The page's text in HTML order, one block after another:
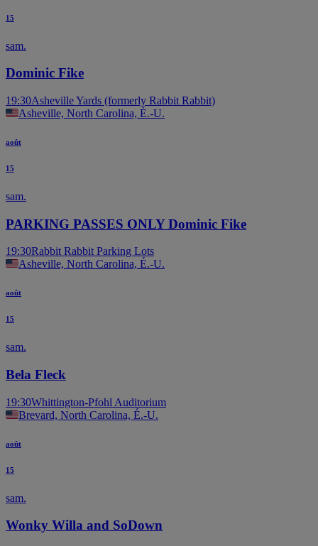
15
sam.
Dominic Fike
19:30Asheville Yards (formerly Rabbit Rabbit)
Asheville, North Carolina, É.-U.
août
15
sam.
PARKING PASSES ONLY Dominic Fike
19:30Rabbit Rabbit Parking Lots
Asheville, North Carolina, É.-U.
août
15
sam.
Bela Fleck
19:30Whittington-Pfohl Auditorium
Brevard, North Carolina, É.-U.
août
15
sam.
Wonky Willa and SoDown